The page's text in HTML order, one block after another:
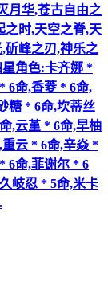
月华,苍古自由之
之时,天空之脊,天
斫峰之刃,神乐之
星角色:卡齐娜 *
6命,香菱 * 6命,
糖 * 6命,坎蒂丝
,云堇 * 6命,早柚
云 * 6命,辛焱 *
6命,菲谢尔 * 6
岐忍 * 5命,米卡